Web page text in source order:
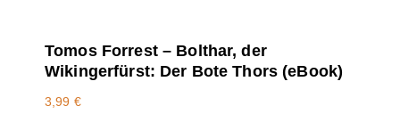
Tomos Forrest – Bolthar, der
Wikingerfürst: Der Bote Thors (eBook)
3,99 €